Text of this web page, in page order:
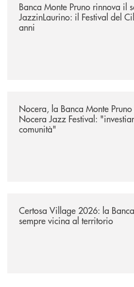
Banca Monte Pruno rinnova il
JazzinLaurino: il Festival del
anni
Nocera, la Banca Monte Pruno
Nocera Jazz Festival:
comunità"
Certosa Village 2026: la
sempre vicina al territorio